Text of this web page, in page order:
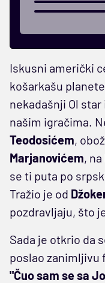
Iskusni američki
košarkašu
nekadašnji Ol
našim igračima.
Teodosićem,
Marjanovićem,
se ti puta po
Tražio je od
pozdravljaju, što
Sada je otkrio da
poslao zanimljivu
"Čuo sam se sa